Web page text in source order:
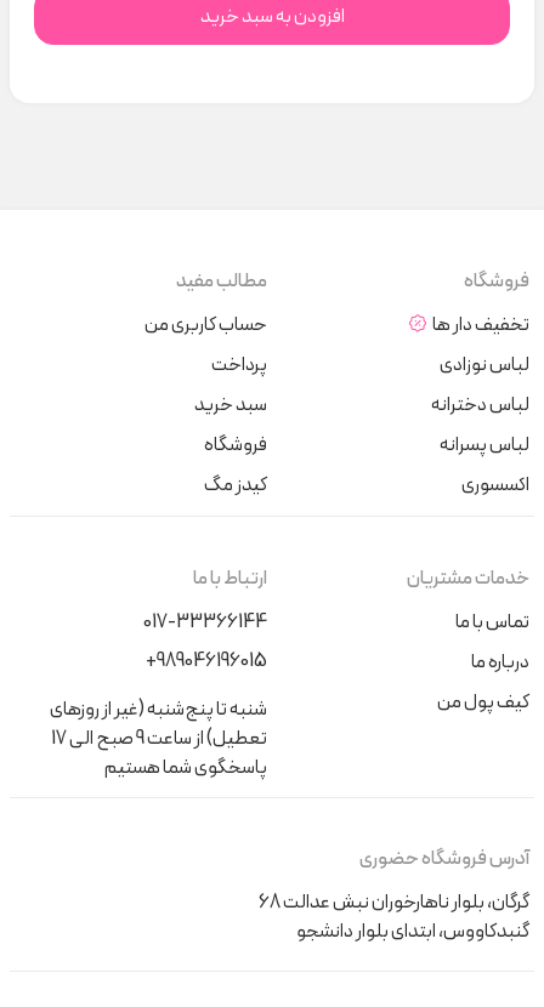
افزودن به سبد خرید
فروشگاه
تخفیف دار ها
لباس نوزادی
لباس دخترانه
لباس پسرانه
اکسسوری
مطالب مفید
حساب کاربری من
پرداخت
سبد خرید
فروشگاه
کیدز مگ
خدمات مشتریان
تماس با ما
درباره ما
کیف پول من
ارتباط با ما
017-33366144
+989046196015
شنبه تا پنج‌شنبه (غیر از روزهای
تعطیل) از ساعت 9 صبح الی 17
پاسخگوی شما هستیم
آدرس فروشگاه حضوری
گرگان، بلوار ناهارخوران نبش عدالت 68
گنبدکاووس، ابتدای بلوار دانشجو